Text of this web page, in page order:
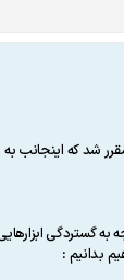
شد که اینجانب
بدانیم :